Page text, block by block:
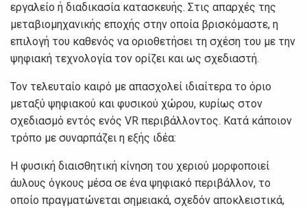
εργαλείο ή διαδικασία κατασκευής. Στις απαρχές της
μεταβιομηχανικής εποχής στην οποία βρισκόμαστε, η
επιλογή του καθενός να οριοθετήσει τη σχέση του με την
ψηφιακή τεχνολογία τον ορίζει και ως σχεδιαστή.
Τον τελευταίο καιρό με απασχολεί ιδιαίτερα το όριο
μεταξύ ψηφιακού και φυσικού χώρου, κυρίως στον
σχεδιασμό εντός ενός VR περιβάλλοντος. Κατά κάποιον
τρόπο με συναρπάζει η εξής ιδέα:
Η φυσική διαισθητική κίνηση του χεριού μορφοποιεί
άυλους όγκους μέσα σε ένα ψηφιακό περιβάλλον, το
οποίο πραγματώνεται σημειακά, σχεδόν αποκλειστικά,